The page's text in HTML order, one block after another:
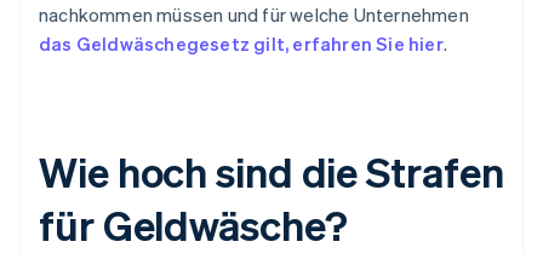
nachkommen müssen und für welche Unternehmen
das Geldwäschegesetz gilt, erfahren Sie hier.
Wie hoch sind die Strafen
für Geldwäsche?